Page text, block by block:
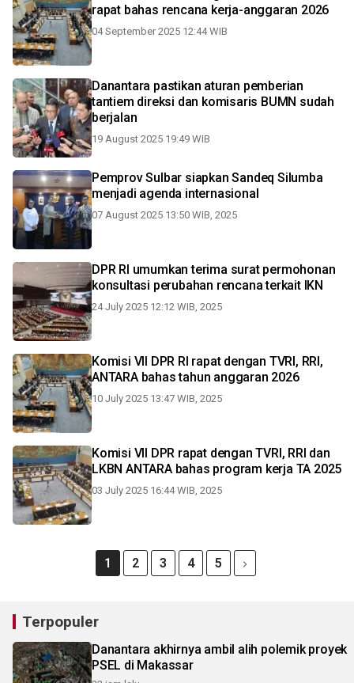
rapat bahas rencana kerja-anggaran 2026
04 September 2025 12:44 WIB
Danantara pastikan aturan pemberian
tantiem direksi dan komisaris BUMN sudah
berjalan
19 August 2025 19:49 WIB
Pemprov Sulbar siapkan Sandeq Silumba
menjadi agenda internasional
07 August 2025 13:50 WIB, 2025
DPR RI umumkan terima surat permohonan
konsultasi perubahan rencana terkait IKN
24 July 2025 12:12 WIB, 2025
Komisi VII DPR RI rapat dengan TVRI, RRI,
ANTARA bahas tahun anggaran 2026
10 July 2025 13:47 WIB, 2025
Komisi VII DPR rapat dengan TVRI, RRI dan
LKBN ANTARA bahas program kerja TA 2025
03 July 2025 16:44 WIB, 2025
1 2 3 4 5
Terpopuler
Danantara akhirnya ambil alih polemik proyek
PSEL di Makassar